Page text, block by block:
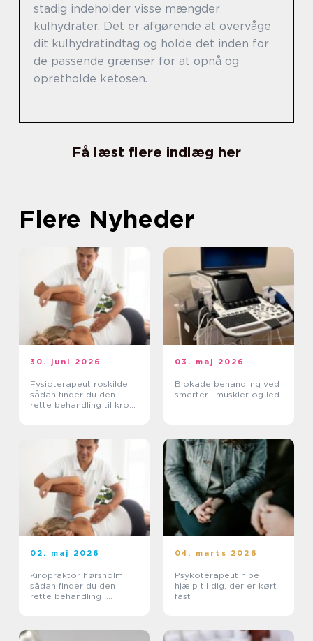
stadig indeholder visse mængder
kulhydrater. Det er afgørende at overvåge
dit kulhydratindtag og holde det inden for
de passende grænser for at opnå og
opretholde ketosen.
Få læst flere indlæg her
Flere Nyheder
30. juni 2026
Fysioterapeut roskilde:
sådan finder du den
rette behandling til krop
03. maj 2026
Blokade behandling ved
smerter i muskler og led
02. maj 2026
Kiropraktor hørsholm
sådan finder du den
rette behandling i
04. marts 2026
Psykoterapeut nibe
hjælp til dig, der er kørt
fast